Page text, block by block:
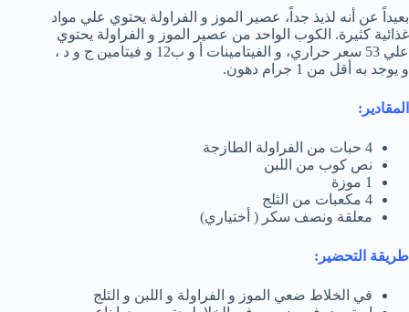
بعيداً عن أنه لذيذ جداً، عصير الموز و الفراولة يحتوي علي مواد
غذائية كثيرة. الكوب الواحد من عصير الموز و الفراولة يحتوي
علي 53 سعر حراري، و الفيتامينات أ و ب12 و فيتامين ج و د ،
و يوجد به أقل من 1 جرام دهون.
المقادير:
4 حبات من الفراولة الطازجة
نص كوب من اللبن
1 موزة
4 مكعبات من الثلج
معلقة ونصف سكر ( أختياري)
طريقة التحضير:
في الخلاط ضعي الموز و الفراولة و اللبن و الثلج